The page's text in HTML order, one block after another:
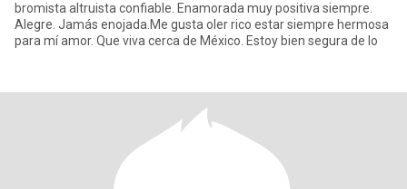
bromista altruista confiable. Enamorada muy positiva siempre.
Alegre. Jamás enojada.Me gusta oler rico estar siempre hermosa
para mí amor. Que viva cerca de México. Estoy bien segura de lo